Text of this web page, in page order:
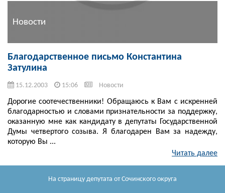
На страницу депутата от Сочинского округа
Новости
Благодарственное письмо Константина
Затулина
15.12.2003 15:06 Новости
Дорогие соотечественники! Обращаюсь к Вам с искренней
благодарностью и словами признательности за поддержку,
оказанную мне как кандидату в депутаты Государственной
Думы четвертого созыва. Я благодарен Вам за надежду,
которую Вы ...
Читать далее